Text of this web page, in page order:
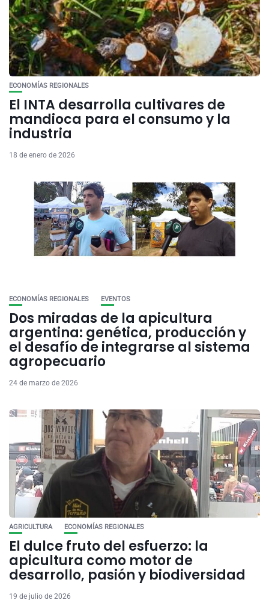
ECONOMÍAS REGIONALES
El INTA desarrolla cultivares de
mandioca para el consumo y la
industria
18 de enero de 2026
ECONOMÍAS REGIONALES EVENTOS
Dos miradas de la apicultura
argentina: genética, producción y
el desafío de integrarse al sistema
agropecuario
24 de marzo de 2026
AGRICULTURA ECONOMÍAS REGIONALES
El dulce fruto del esfuerzo: la
apicultura como motor de
desarrollo, pasión y biodiversidad
19 de julio de 2026